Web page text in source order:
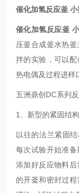
催化加氢反应釜
催化加氢反应釜
压釜合成釜水热釜
拌的实验，可以配
热电偶及过程进样
五洲鼎创DC系列
1、新型的紧固结构
以往的法兰紧固结
每次试验开始准备
添加好反应物料
的开釜和密封过